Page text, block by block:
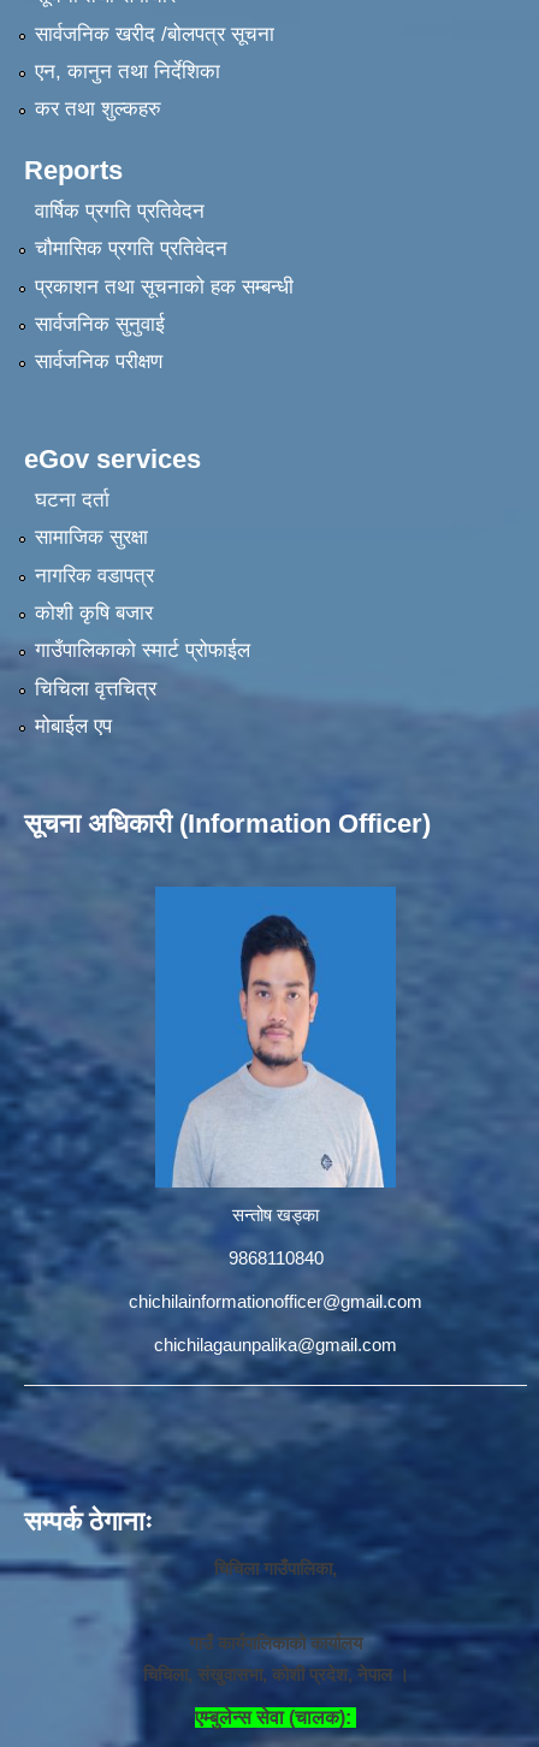
सार्वजनिक खरीद /बोलपत्र सूचना
एन, कानुन तथा निर्देशिका
कर तथा शुल्कहरु
Reports
वार्षिक प्रगति प्रतिवेदन
चौमासिक प्रगति प्रतिवेदन
प्रकाशन तथा सूचनाको हक सम्बन्धी
सार्वजनिक सुनुवाई
सार्वजनिक परीक्षण
eGov services
घटना दर्ता
सामाजिक सुरक्षा
नागरिक वडापत्र
कोशी कृषि बजार
गाउँपालिकाको स्मार्ट प्रोफाईल
चिचिला वृत्तचित्र
मोबाईल एप
सूचना अधिकारी (Information Officer)
सन्तोष खड्का
9868110840
chichilainformationofficer@gmail.com
chichilagaunpalika@gmail.com
सम्पर्क ठेगानाः
चिचिला गाउँपालिका,
गाउँ कार्यपालिकाको कार्यालय
चिचिला, संखुवासभा, कोशी प्रदेश, नेपाल ।
एम्बुलेन्स सेवा (चालक):